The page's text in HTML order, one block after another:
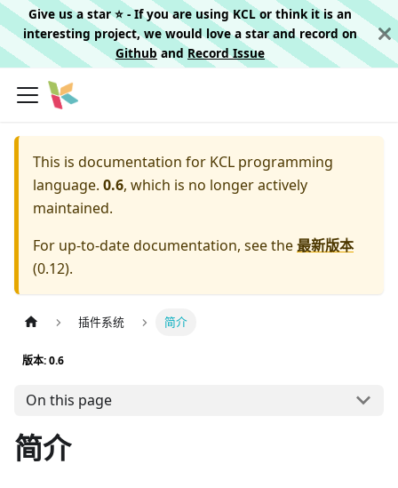
Give us a star ⭐️ - If you are using KCL or think it is an
interesting project, we would love a star and record on
Githuband Record Issue
This is documentation for KCL programming
language. 0.6, which is no longer actively
maintained.
For up-to-date documentation, see the最新版本
(0.12).
插件系统 简介
版本: 0.6
On this page
简介